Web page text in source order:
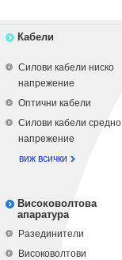
Кабели
Силови кабели ниско
напрежение
Оптични кабели
Силови кабели средно
напрежение
виж всички
Високоволтова
апаратура
Разединители
Високоволтови